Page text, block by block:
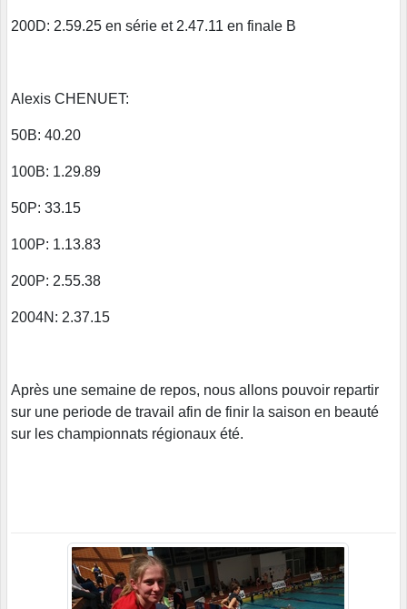
200D: 2.59.25 en série et 2.47.11 en finale B
Alexis CHENUET:
50B: 40.20
100B: 1.29.89
50P: 33.15
100P: 1.13.83
200P: 2.55.38
2004N: 2.37.15
Après une semaine de repos, nous allons pouvoir repartir
sur une periode de travail afin de finir la saison en beauté
sur les championnats régionaux été.